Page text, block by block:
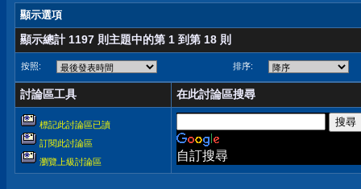
顯示選項
顯示總計 1197 則主題中的第 1 到第 18 則
按照: 排序:
討論區工具 在此討論區搜尋
標記此討論區已讀
訂閱此討論區
瀏覽上級討論區
自訂搜尋